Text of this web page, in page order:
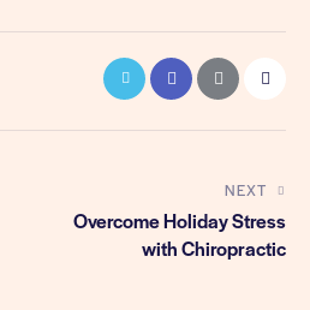
NEXT
Overcome Holiday Stress
with Chiropractic